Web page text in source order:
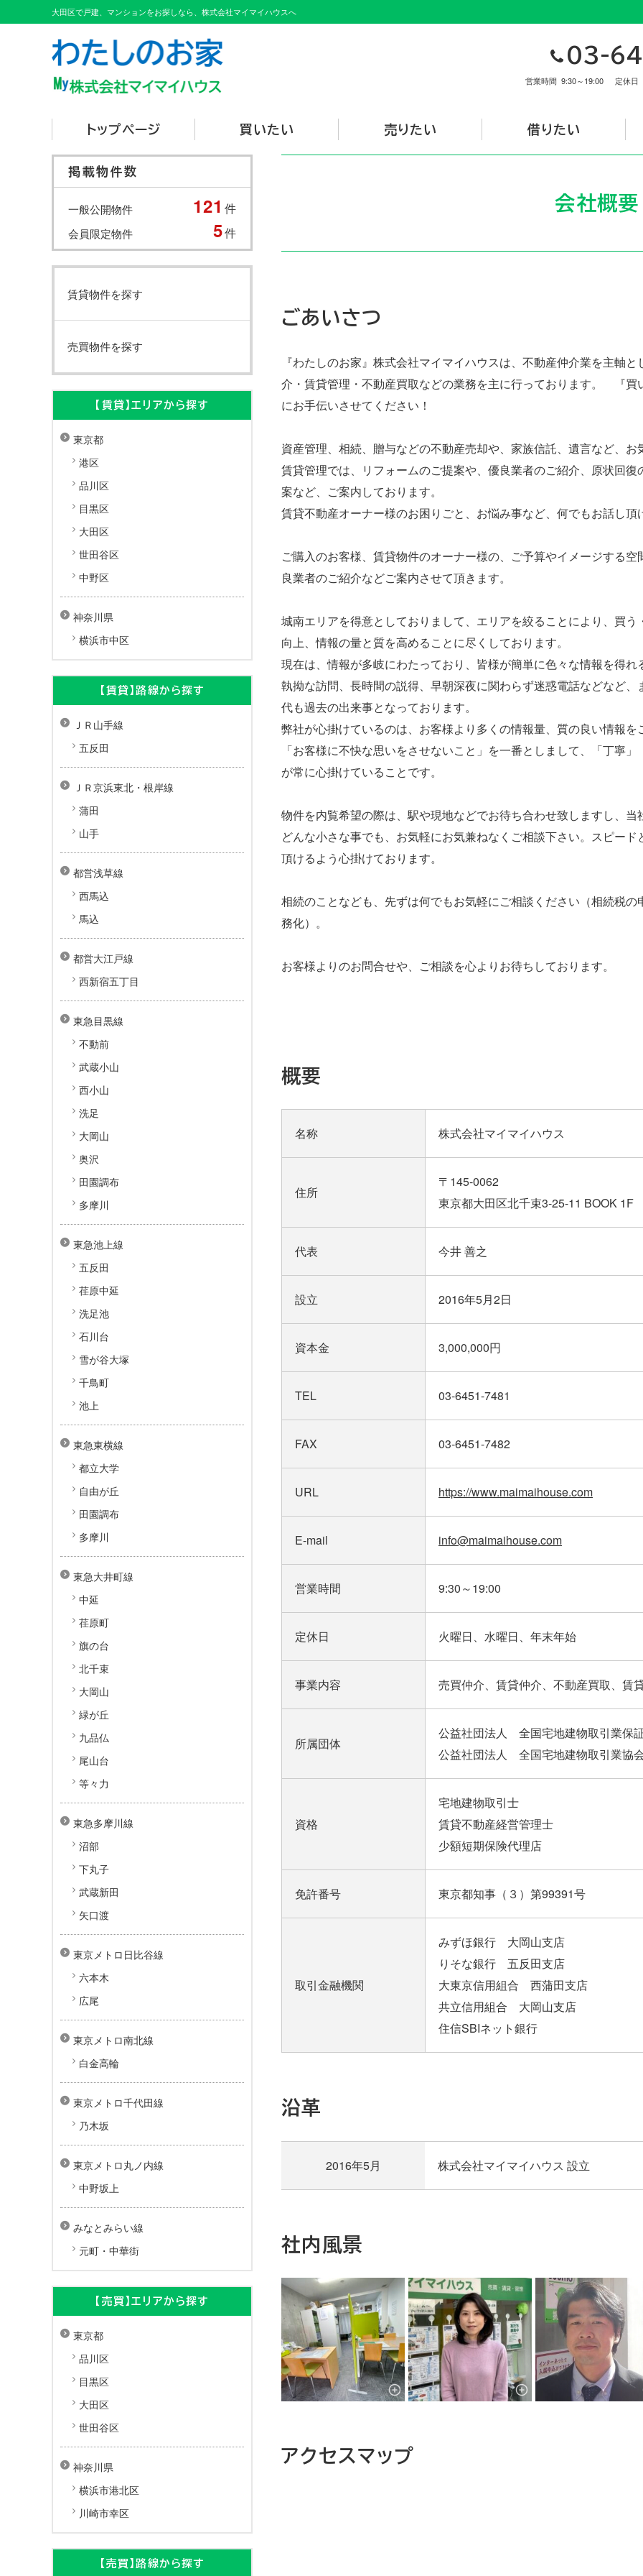
大田区で戸建、マンションをお探しなら、株式会社マイマイハウスへ
03-
営業時間 9:30～19:00 定休日
トップページ 買いたい 売りたい 借りたい
会社概要
ごあいさつ
『わたしのお家』株式会社マイマイハウスは、不動産仲介業を主軸
介・賃貸管理・不動産買取などの業務を主に行っております。 『
にお手伝いさせてください！
資産管理、相続、贈与などの不動産売却や、家族信託、遺言など、
賃貸管理では、リフォームのご提案や、優良業者のご紹介、原状回
案など、ご案内しております。
賃貸不動産オーナー様のお困りごと、お悩み事など、何でもお話し
ご購入のお客様、賃貸物件のオーナー様の、ご予算やイメージする
良業者のご紹介などご案内させて頂きます。
城南エリアを得意としておりまして、エリアを絞ることにより、買
向上、情報の量と質を高めることに尽くしております。
現在は、情報が多岐にわたっており、皆様が簡単に色々な情報を得れ
執拗な訪問、長時間の説得、早朝深夜に関わらず迷惑電話などなど
代も過去の出来事となっております。
弊社が心掛けているのは、お客様より多くの情報量、質の良い情報を
「お客様に不快な思いをさせないこと」を一番としまして、「丁寧
が常に心掛けていることです。
物件を内覧希望の際は、駅や現地などでお待ち合わせ致しますし、
どんな小さな事でも、お気軽にお気兼ねなくご相談下さい。スピー
頂けるよう心掛けております。
相続のことなども、先ずは何でもお気軽にご相談ください（相続税
務化）。
お客様よりのお問合せや、ご相談を心よりお待ちしております。
概要
名称 株式会社マイマイハウス
住所
〒145-0062
東京都大田区北千束3-25-11 BOOK 1F
代表 今井 善之
設立 2016年5月2日
資本金 3,000,000円
TEL 03-6451-7481
FAX 03-6451-7482
URL https://www.maimaihouse.com
E-mail info@maimaihouse.com
営業時間 9:30～19:00
定休日 火曜日、水曜日、年末年始
事業内容 売買仲介、賃貸仲介、不動産買取、賃
所属団体
公益社団法人 全国宅地建物取引業保
公益社団法人 全国宅地建物取引業協
資格
宅地建物取引士
賃貸不動産経営管理士
少額短期保険代理店
免許番号 東京都知事（３）第99391号
取引金融機関
みずほ銀行 大岡山支店
りそな銀行 五反田支店
大東京信用組合 西蒲田支店
共立信用組合 大岡山支店
住信SBIネット銀行
沿革
2016年5月 株式会社マイマイハウス 設立
社内風景
アクセスマップ
掲載物件数
一般公開物件 121 件
会員限定物件 5件
賃貸物件を探す
売買物件を探す
【賃貸】エリアから探す
東京都
港区
品川区
目黒区
大田区
世田谷区
中野区
神奈川県
横浜市中区
【賃貸】路線から探す
ＪＲ山手線
五反田
ＪＲ京浜東北・根岸線
蒲田
山手
都営浅草線
西馬込
馬込
都営大江戸線
西新宿五丁目
東急目黒線
不動前
武蔵小山
西小山
洗足
大岡山
奥沢
田園調布
多摩川
東急池上線
五反田
荏原中延
洗足池
石川台
雪が谷大塚
千鳥町
池上
東急東横線
都立大学
自由が丘
田園調布
多摩川
東急大井町線
中延
荏原町
旗の台
北千束
大岡山
緑が丘
九品仏
尾山台
等々力
東急多摩川線
沼部
下丸子
武蔵新田
矢口渡
東京メトロ日比谷線
六本木
広尾
東京メトロ南北線
白金高輪
東京メトロ千代田線
乃木坂
東京メトロ丸ノ内線
中野坂上
みなとみらい線
元町・中華街
【売買】エリアから探す
東京都
品川区
目黒区
大田区
世田谷区
神奈川県
横浜市港北区
川崎市幸区
【売買】路線から探す